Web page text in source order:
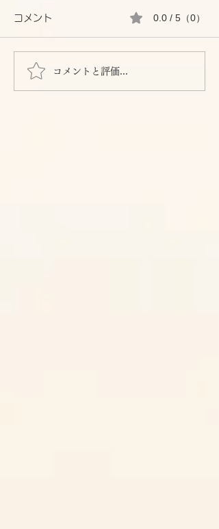
漆喰でサイディング壁の
コメント 0.0 / 5（0）
コメントと評価...